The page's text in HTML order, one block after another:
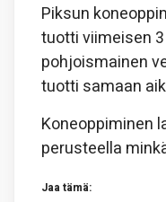
Piksun
tuotti viimeisen 3
pohjoismainen
tuotti samaan
Koneoppiminen
perusteella
Jaa tämä: